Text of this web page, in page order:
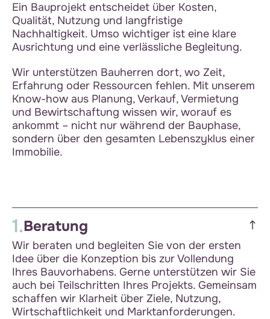
Ein Bauprojekt entscheidet über Kosten,
Qualität, Nutzung und langfristige
Nachhaltigkeit. Umso wichtiger ist eine klare
Ausrichtung und eine verlässliche Begleitung.
Wir unterstützen Bauherren dort, wo Zeit,
Erfahrung oder Ressourcen fehlen. Mit unserem
Know-how aus Planung, Verkauf, Vermietung
und Bewirtschaftung wissen wir, worauf es
ankommt – nicht nur während der Bauphase,
sondern über den gesamten Lebenszyklus einer
Immobilie.
1.Beratung
Wir beraten und begleiten Sie von der ersten
Idee über die Konzeption bis zur Vollendung
Ihres Bauvorhabens. Gerne unterstützen wir Sie
auch bei Teilschritten Ihres Projekts. Gemeinsam
schaffen wir Klarheit über Ziele, Nutzung,
Wirtschaftlichkeit und Marktanforderungen.